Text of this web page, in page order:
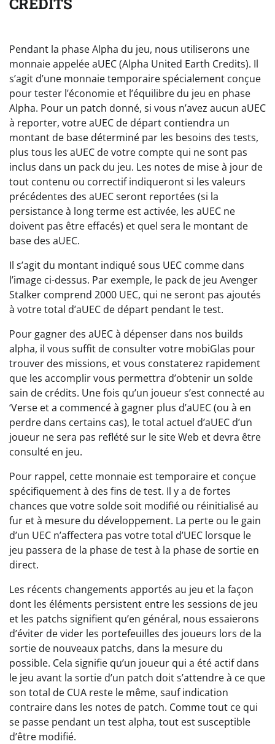
Pendant la phase Alpha du jeu, nous utiliserons une
monnaie appelée aUEC (Alpha United Earth Credits). Il
s’agit d’une monnaie temporaire spécialement conçue
pour tester l’économie et l’équilibre du jeu en phase
Alpha. Pour un patch donné, si vous n’avez aucun aUEC
à reporter, votre aUEC de départ contiendra un
montant de base déterminé par les besoins des tests,
plus tous les aUEC de votre compte qui ne sont pas
inclus dans un pack du jeu. Les notes de mise à jour de
tout contenu ou correctif indiqueront si les valeurs
précédentes des aUEC seront reportées (si la
persistance à long terme est activée, les aUEC ne
doivent pas être effacés) et quel sera le montant de
base des aUEC.
Il s’agit du montant indiqué sous UEC comme dans
l’image ci-dessus. Par exemple, le pack de jeu Avenger
Stalker comprend 2000 UEC, qui ne seront pas ajoutés
à votre total d’aUEC de départ pendant le test.
Pour gagner des aUEC à dépenser dans nos builds
alpha, il vous suffit de consulter votre mobiGlas pour
trouver des missions, et vous constaterez rapidement
que les accomplir vous permettra d’obtenir un solde
sain de crédits. Une fois qu’un joueur s’est connecté au
‘Verse et a commencé à gagner plus d’aUEC (ou à en
perdre dans certains cas), le total actuel d’aUEC d’un
joueur ne sera pas reflété sur le site Web et devra être
consulté en jeu.
Pour rappel, cette monnaie est temporaire et conçue
spécifiquement à des fins de test. Il y a de fortes
chances que votre solde soit modifié ou réinitialisé au
fur et à mesure du développement. La perte ou le gain
d’un UEC n’affectera pas votre total d’UEC lorsque le
jeu passera de la phase de test à la phase de sortie en
direct.
Les récents changements apportés au jeu et la façon
dont les éléments persistent entre les sessions de jeu
et les patchs signifient qu’en général, nous essaierons
d’éviter de vider les portefeuilles des joueurs lors de la
sortie de nouveaux patchs, dans la mesure du
possible. Cela signifie qu’un joueur qui a été actif dans
le jeu avant la sortie d’un patch doit s’attendre à ce que
son total de CUA reste le même, sauf indication
contraire dans les notes de patch. Comme tout ce qui
se passe pendant un test alpha, tout est susceptible
d’être modifié.